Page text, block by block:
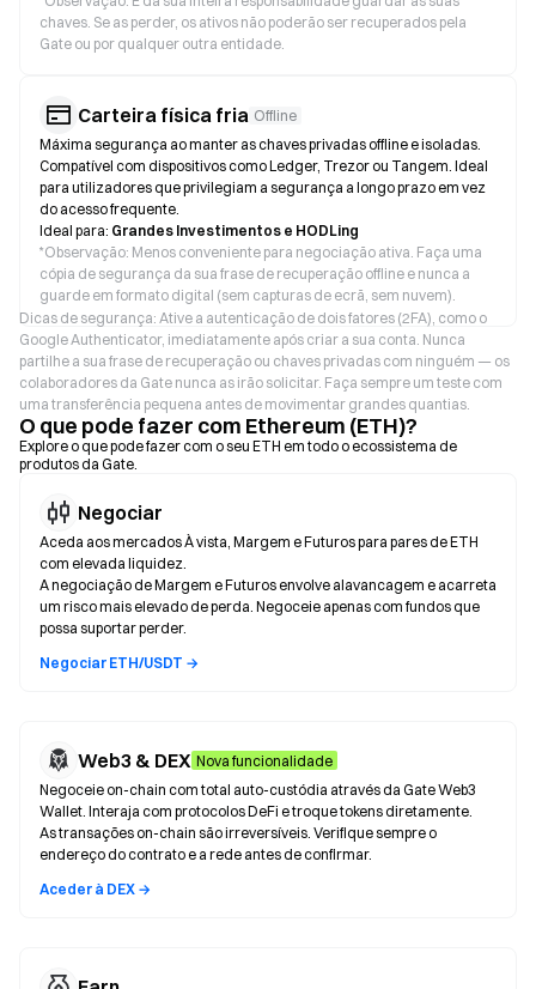
chaves. Se as perder, os ativos não poderão ser recuperados pela
Gate ou por qualquer outra entidade.
Carteira física fria Offline
Máxima segurança ao manter as chaves privadas offline e isoladas.
Compatível com dispositivos como Ledger, Trezor ou Tangem. Ideal
para utilizadores que privilegiam a segurança a longo prazo em vez
do acesso frequente.
Ideal para: Grandes Investimentos e HODLing
*Observação: Menos conveniente para negociação ativa. Faça uma
cópia de segurança da sua frase de recuperação offline e nunca a
guarde em formato digital (sem capturas de ecrã, sem nuvem).
Dicas de segurança: Ative a autenticação de dois fatores (2FA), como o
Google Authenticator, imediatamente após criar a sua conta. Nunca
partilhe a sua frase de recuperação ou chaves privadas com ninguém — os
colaboradores da Gate nunca as irão solicitar. Faça sempre um teste com
uma transferência pequena antes de movimentar grandes quantias.
O que pode fazer com Ethereum (ETH)?
Explore o que pode fazer com o seu ETH em todo o ecossistema de
produtos da Gate.
Negociar
Aceda aos mercados À vista, Margem e Futuros para pares de ETH
com elevada liquidez.
A negociação de Margem e Futuros envolve alavancagem e acarreta
um risco mais elevado de perda. Negoceie apenas com fundos que
possa suportar perder.
Negociar ETH/USDT →
Web3 & DEX Nova funcionalidade
Negoceie on-chain com total auto-custódia através da Gate Web3
Wallet. Interaja com protocolos DeFi e troque tokens diretamente.
As transações on-chain são irreversíveis. Verifique sempre o
endereço do contrato e a rede antes de confirmar.
Aceder à DEX →